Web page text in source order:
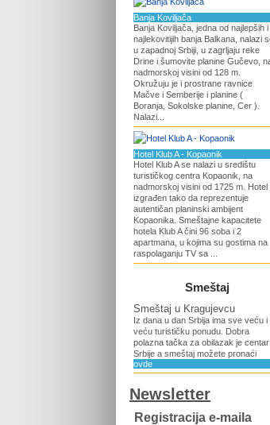
Banja Koviljača
Banja Koviljača, jedna od najlepših i
najlekovitijih banja Balkana, nalazi
u zapadnoj Srbiji, u zagrljaju reke
Drine i šumovite planine Gučevo,
nadmorskoj visini od 128 m.
Okružuju je i prostrane ravnice
Mačve i Semberije i planine (
Boranja, Sokolske planine, Cer ).
Nalazi...
Hotel Klub A - Kopaonik
Hotel Klub A se nalazi u središtu
turističkog centra Kopaonik, na
nadmorskoj visini od 1725 m. Hotel
izgrađen tako da reprezentuje
autentičan planinski ambijent
Kopaonika. Smeštajne kapacitete
hotela Klub A čini 96 soba i 2
apartmana, u kojima su gostima na
raspolaganju TV sa ...
Smeštaj
Smeštaj u Kragujevcu
Iz dana u dan Srbija ima sve veću i
veću turističku ponudu. Dobra
polazna tačka za obilazak je centar
Srbije a smeštaj možete pronaći
ovde
Newsletter
Registracija e-maila